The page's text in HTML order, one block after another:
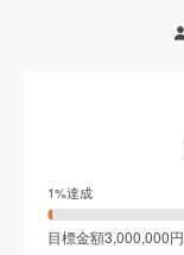
1%達成
目標金額3,000,000円